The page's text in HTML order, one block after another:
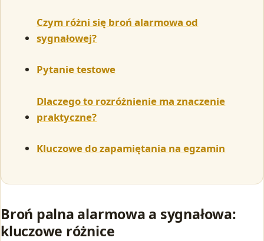
Czym różni się broń alarmowa od
sygnałowej?
Pytanie testowe
Dlaczego to rozróżnienie ma znaczenie
praktyczne?
Kluczowe do zapamiętania na egzamin
Broń palna alarmowa a sygnałowa:
kluczowe różnice